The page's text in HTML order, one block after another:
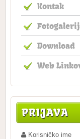
Kontak
Download
Web
PRIJAVA
Korisničko ime